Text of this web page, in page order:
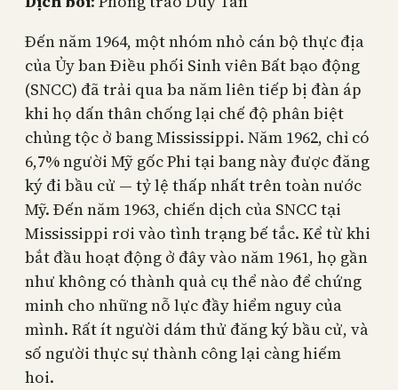
Đến năm 1964, một nhóm nhỏ cán bộ thực địa
của Ủy ban Điều phối Sinh viên Bất bạo động
(SNCC) đã trải qua ba năm liên tiếp bị đàn áp
khi họ dấn thân chống lại chế độ phân biệt
chủng tộc ở bang Mississippi. Năm 1962, chỉ có
6,7% người Mỹ gốc Phi tại bang này được đăng
ký đi bầu cử — tỷ lệ thấp nhất trên toàn nước
Mỹ. Đến năm 1963, chiến dịch của SNCC tại
Mississippi rơi vào tình trạng bế tắc. Kể từ khi
bắt đầu hoạt động ở đây vào năm 1961, họ gần
như không có thành quả cụ thể nào để chứng
minh cho những nỗ lực đầy hiểm nguy của
mình. Rất ít người dám thử đăng ký bầu cử, và
số người thực sự thành công lại càng hiếm
hoi.